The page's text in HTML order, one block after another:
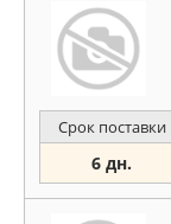
Срок поставки
6 дн.